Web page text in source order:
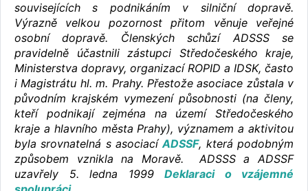
souvisejících s podnikáním v silniční dopravě.
Výrazně velkou pozornost přitom věnuje veřejné
osobní dopravě. Členských schůzí ADSSS se
pravidelně účastnili zástupci Středočeského kraje,
Ministerstva dopravy, organizací ROPID a IDSK, často
i Magistrátu hl. m. Prahy. Přestože asociace zůstala v
původním krajském vymezení působnosti (na členy,
kteří podnikají zejména na území Středočeského
kraje a hlavního města Prahy), významem a aktivitou
byla srovnatelná s asociacíADSSF, která podobným
způsobem vznikla na Moravě. ADSSS a ADSSF
uzavřely 5. ledna 1999 Deklaraci o vzájemné